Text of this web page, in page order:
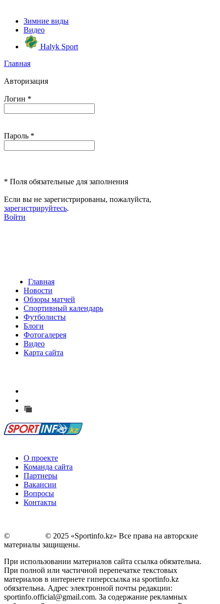
Зимние виды
Видео
Halyk Sport
Главная
Авторизация
Логин *
Пароль *
* Поля обязательные для заполнения
Если вы не зарегистрированы, пожалуйста,
зарегистрируйтесь.
Войти
Главная
Новости
Обзоры матчей
Спортивный календарь
Футболисты
Блоги
Фотогалерея
Видео
Карта сайта
О проекте
Команда сайта
Партнеры
Вакансии
Вопросы
Контакты
©
© 2025 «Sportinfo.kz» Все права на авторские
материалы защищены.
При использовании материалов сайта ссылка обязательна.
При полной или частичной перепечатке текстовых
материалов в интернете гиперссылка на sportinfo.kz
обязательна. Адрес электронной почты редакции:
sportinfo.official@gmail.com. За содержание рекламных